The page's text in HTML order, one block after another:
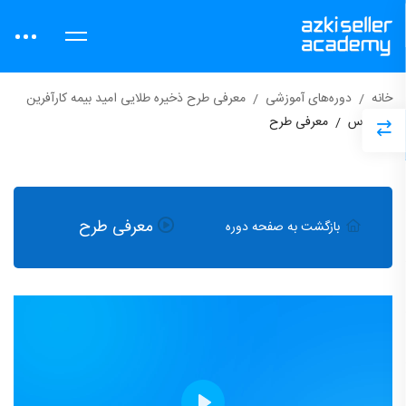
خانه دوره‌های آموزشی
معرفی طرح ذخیره طلایی امید بیمه کارآفرین
دروس
معرفی طرح
بازگشت به صفحه دوره معرفی طرح